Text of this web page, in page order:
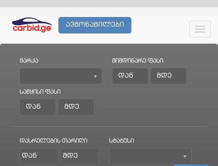
ავტონაწილები
მარკა მიმდინარე ფასი
საწყისი ფასი
დასრულების თარიღი სტატუსი